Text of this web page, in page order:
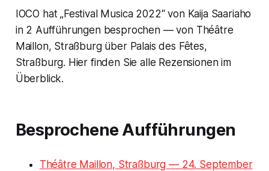
IOCO hat „Festival Musica 2022“ von Kaija Saariaho
in 2 Aufführungen besprochen — von Théâtre
Maillon, Straßburg über Palais des Fêtes,
Straßburg. Hier finden Sie alle Rezensionen im
Überblick.
Besprochene Aufführungen
Théâtre Maillon, Straßburg — 24. September